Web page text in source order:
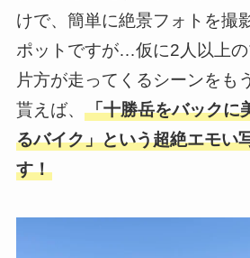
けで、簡単に絶景フォトを撮
ポットですが…仮に2人以上の
片方が走ってくるシーンをも
貰えば、 「十勝岳をバックに
るバイク」という超絶エモい
す！